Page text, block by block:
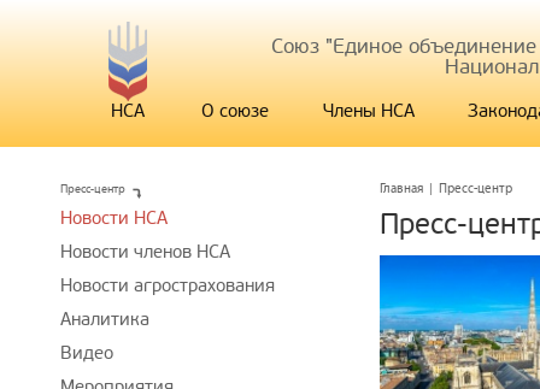
Союз "Единое
НСА О союзе Члены НСА
Главная | Пресс-центр
Пресс-
Пресс-центр
Новости НСА
Новости членов НСА
Новости агрострахования
Аналитика
Видео